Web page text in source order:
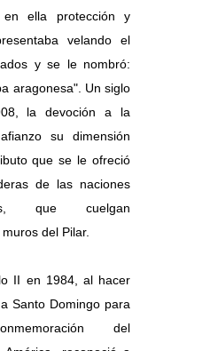
en ella protección y
velando el
y se le nombró:
aragonesa". Un siglo
la devoción a la
su dimensión
que se le ofreció
de las naciones
que cuelgan
del Pilar.
II en 1984, al hacer
Santo Domingo para
del